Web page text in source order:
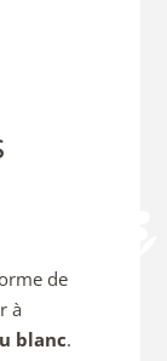
de
à
blanc.